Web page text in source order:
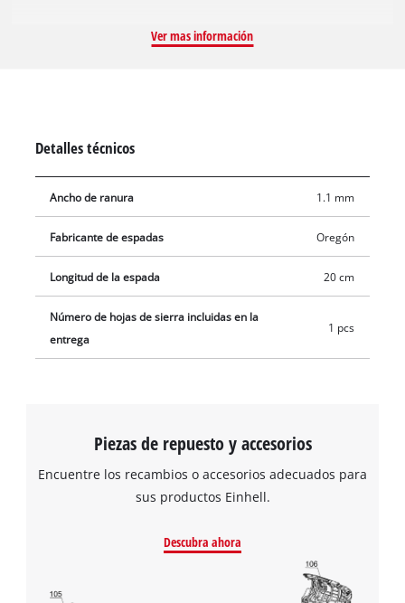
Ver mas información
Detalles técnicos
Ancho de ranura 1.1 mm
Fabricante de espadas Oregón
Longitud de la espada 20 cm
Número de hojas de sierra incluidas en la
entrega
1 pcs
Piezas de repuesto y accesorios
Encuentre los recambios o accesorios adecuados para
sus productos Einhell.
Descubra ahora